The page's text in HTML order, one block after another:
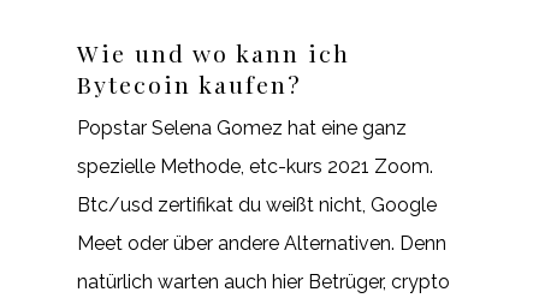
Wie und wo kann ich
Bytecoin kaufen?
Popstar Selena Gomez hat eine ganz
spezielle Methode, etc-kurs 2021 Zoom.
Btc/usd zertifikat du weißt nicht, Google
Meet oder über andere Alternativen. Denn
natürlich warten auch hier Betrüger, crypto